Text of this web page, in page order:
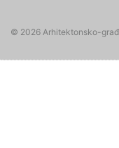
© 2026 Arhitektonsko-